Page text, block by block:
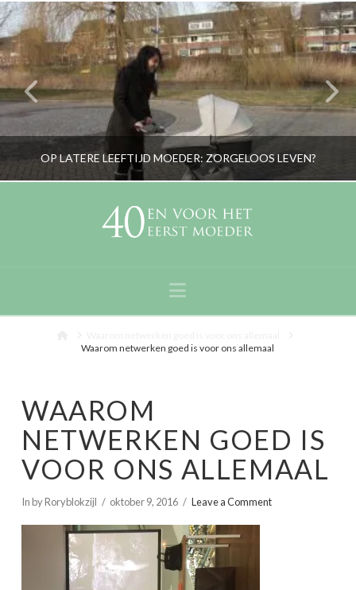
OP LATERE LEEFTIJD MOEDER: ZORGELOOS LEVEN?
RORYBLOKZIJL
Navigation
Waarom netwerken goed is voor ons allemaal
WAAROM
NETWERKEN GOED IS
VOOR ONS ALLEMAAL
In by Roryblokzijl oktober 9, 2016 Leave a Comment